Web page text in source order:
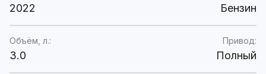
2022 Бензин
Объём, л.:
3.0
Привод:
Полный